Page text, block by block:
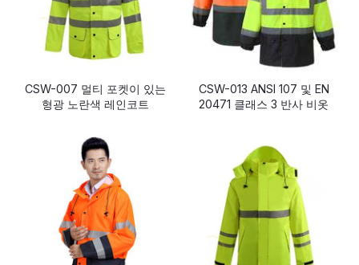
CSW-007 멀티 포켓이 있는
형광 노란색 레인코트
CSW-013 ANSI 107 및 EN
20471 클래스 3 반사 비옷